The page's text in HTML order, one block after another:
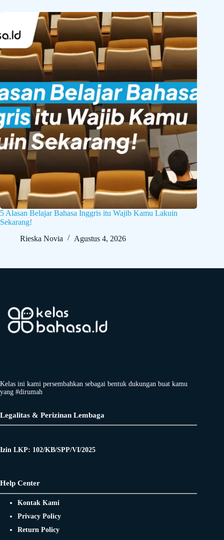
5 Alasan Belajar Bahasa Inggris itu Wajib Kamu Lakuin
Sekarang!
Rieska Novia
Agustus 4, 2026
Kelas ini kami persembahkan sebagai bentuk dukungan buat kamu
yang #dirumah
Legalitas & Perizinan Lembaga
Izin LKP: 102/KB/SPP/VI/2025
Help Center
Kontak Kami
Privacy Policy
Return Policy